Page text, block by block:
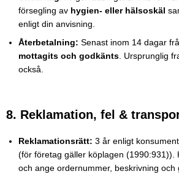
försegling av hygien- eller hälsoskäl
enligt din anvisning.
Återbetalning: Senast inom 14 dagar
mottagits och godkänts . Ursprunglig
också.
8. Reklamation, fel &
Reklamationsrätt: 3 år enligt
(för företag gäller köplagen (1990:931)).
och ange ordernummer, beskrivning och